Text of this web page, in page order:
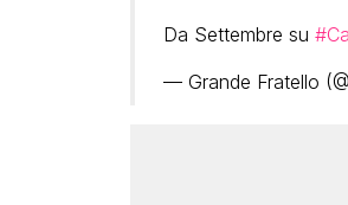
Da Settembre su
— Grande Fratello